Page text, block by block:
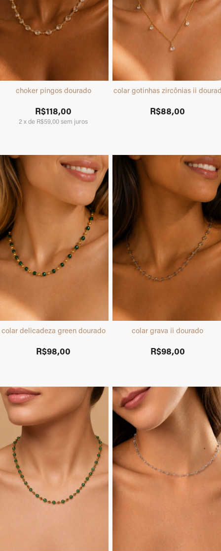
choker pingos dourado
R$118,00
2 xde R$59,00sem juros
colar gotinhas zircônias ii
R$88,00
colar delicadeza green dourado
R$98,00
colar grava ii dourado
R$98,00